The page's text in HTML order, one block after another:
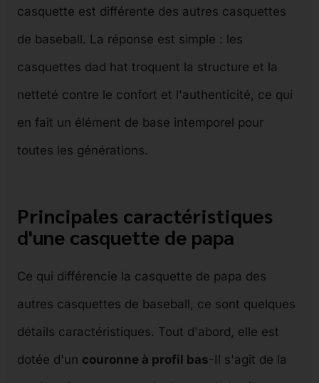
casquette est différente des autres casquettes
de baseball. La réponse est simple : les
casquettes dad hat troquent la structure et la
netteté contre le confort et l'authenticité, ce qui
en fait un élément de base intemporel pour
toutes les générations.
Principales caractéristiques
d'une casquette de papa
Ce qui différencie la casquette de papa des
autres casquettes de baseball, ce sont quelques
détails caractéristiques. Tout d'abord, elle est
dotée d'un couronne à profil bas-Il s'agit de la